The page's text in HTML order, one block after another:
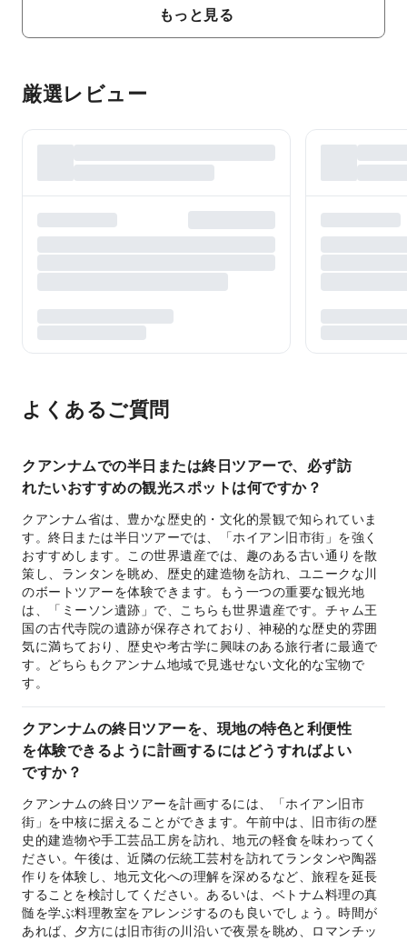
もっと見る
厳選レビュー
よくあるご質問
クアンナムでの半日または終日ツアーで、必ず訪
れたいおすすめの観光スポットは何ですか？
クアンナム省は、豊かな歴史的・文化的景観で知られていま
す。終日または半日ツアーでは、「ホイアン旧市街」を強く
おすすめします。この世界遺産では、趣のある古い通りを散
策し、ランタンを眺め、歴史的建造物を訪れ、ユニークな川
のボートツアーを体験できます。もう一つの重要な観光地
は、「ミーソン遺跡」で、こちらも世界遺産です。チャム王
国の古代寺院の遺跡が保存されており、神秘的な歴史的雰囲
気に満ちており、歴史や考古学に興味のある旅行者に最適で
す。どちらもクアンナム地域で見逃せない文化的な宝物で
す。
クアンナムの終日ツアーを、現地の特色と利便性
を体験できるように計画するにはどうすればよい
ですか？
クアンナムの終日ツアーを計画するには、「ホイアン旧市
街」を中核に据えることができます。午前中は、旧市街の歴
史的建造物や手工芸品工房を訪れ、地元の軽食を味わってく
ださい。午後は、近隣の伝統工芸村を訪れてランタンや陶器
作りを体験し、地元文化への理解を深めるなど、旅程を延長
することを検討してください。あるいは、ベトナム料理の真
髄を学ぶ料理教室をアレンジするのも良いでしょう。時間が
あれば、夕方には旧市街の川沿いで夜景を眺め、ロマンチッ